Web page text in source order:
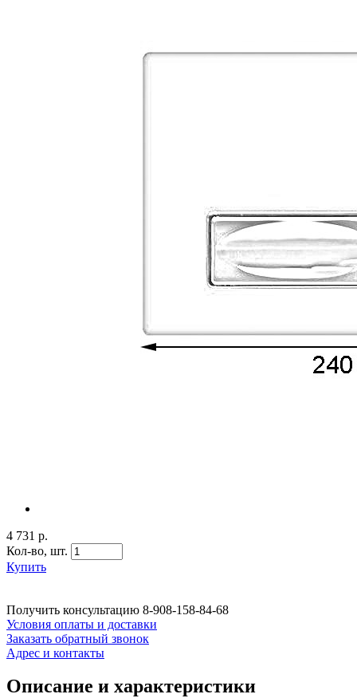
4 731 р.
Кол-во, шт.
Купить
Получить консультацию 8-908-158-84-68
Условия оплаты и доставки
Заказать обратный звонок
Адрес и контакты
Описание и характеристики